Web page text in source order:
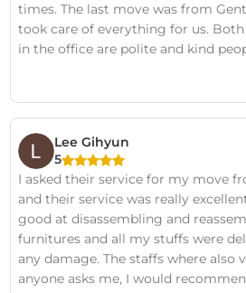
times. The last move was from
took care of everything for us.
in the office are polite and kind
Lee Gihyun
5
I asked their service for my move
and their service was really
good at disassembling and
furnitures and all my stuffs were
any damage. The staffs where also
anyone asks me, I would